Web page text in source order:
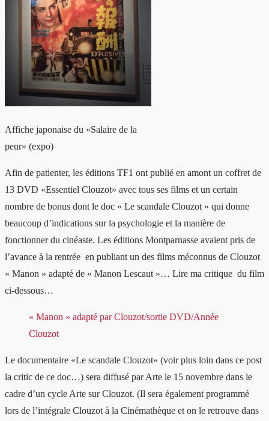
Affiche japonaise du «Salaire de la
peur» (expo)
Afin de patienter, les éditions TF1 ont publié en amont un coffret de
13 DVD «Essentiel Clouzot» avec tous ses films et un certain
nombre de bonus dont le doc « Le scandale Clouzot » qui donne
beaucoup d’indications sur la psychologie et la manière de
fonctionner du cinéaste. Les éditions Montparnasse avaient pris de
l’avance à la rentrée en publiant un des films méconnus de Clouzot
« Manon » adapté de « Manon Lescaut »… Lire ma critique du film
ci-dessous…
« Manon » adapté par Clouzot/sortie DVD/Année
Clouzot
Le documentaire «Le scandale Clouzot» (voir plus loin dans ce post
la critic de ce doc…) sera diffusé par Arte le 15 novembre dans le
cadre d’un cycle Arte sur Clouzot. (Il sera également programmé
lors de l’intégrale Clouzot à la Cinémathèque et on le retrouve dans